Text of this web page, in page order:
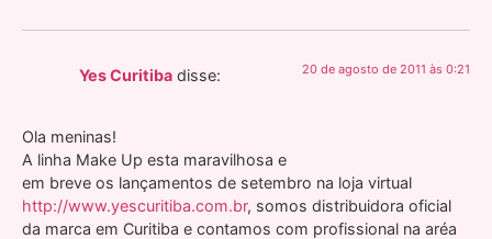
Yes Curitiba disse: 20 de agosto de 2011 às 0:21
Ola meninas!
A linha Make Up esta maravilhosa e
em breve os lançamentos de setembro na loja virtual
http://www.yescuritiba.com.br, somos distribuidora oficial
da marca em Curitiba e contamos com profissional na aréa